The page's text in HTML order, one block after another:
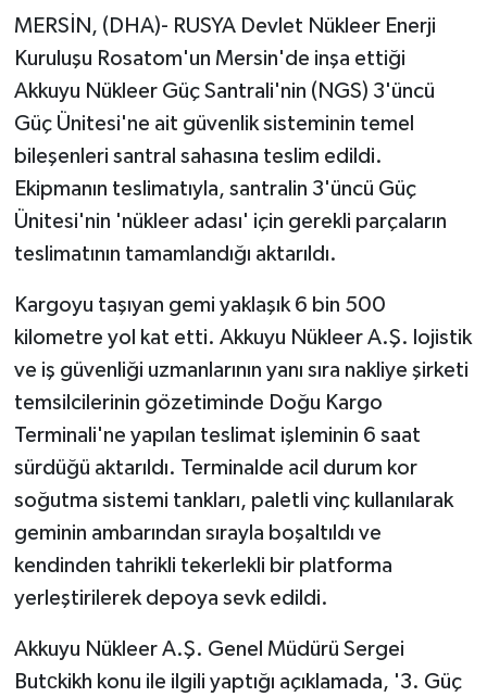
MERSİN, (DHA)- RUSYA Devlet Nükleer Enerji
Kuruluşu Rosatom'un Mersin'de inşa ettiği
Akkuyu Nükleer Güç Santrali'nin (NGS) 3'üncü
Güç Ünitesi'ne ait güvenlik sisteminin temel
bileşenleri santral sahasına teslim edildi.
Ekipmanın teslimatıyla, santralin 3'üncü Güç
Ünitesi'nin 'nükleer adası' için gerekli parçaların
teslimatının tamamlandığı aktarıldı.
Kargoyu taşıyan gemi yaklaşık 6 bin 500
kilometre yol kat etti. Akkuyu Nükleer A.Ş. lojistik
ve iş güvenliği uzmanlarının yanı sıra nakliye şirketi
temsilcilerinin gözetiminde Doğu Kargo
Terminali'ne yapılan teslimat işleminin 6 saat
sürdüğü aktarıldı. Terminalde acil durum kor
soğutma sistemi tankları, paletli vinç kullanılarak
geminin ambarından sırayla boşaltıldı ve
kendinden tahrikli tekerlekli bir platforma
yerleştirilerek depoya sevk edildi.
Akkuyu Nükleer A.Ş. Genel Müdürü Sergei
Butсkikh konu ile ilgili yaptığı açıklamada, '3. Güç